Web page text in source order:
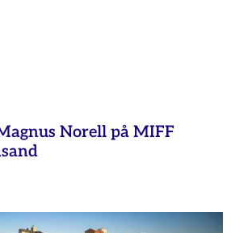
Norell på MIFF